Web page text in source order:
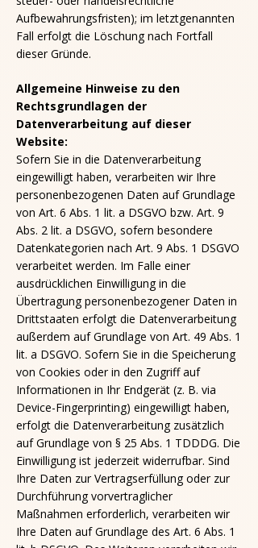
Aufbewahrungsfristen); im letztgenannten
Fall erfolgt die Löschung nach Fortfall
dieser Gründe.
Allgemeine Hinweise zu den
Rechtsgrundlagen der
Datenverarbeitung auf dieser
Website:
Sofern Sie in die Datenverarbeitung
eingewilligt haben, verarbeiten wir Ihre
personenbezogenen Daten auf Grundlage
von Art. 6 Abs. 1 lit. a DSGVO bzw. Art. 9
Abs. 2 lit. a DSGVO, sofern besondere
Datenkategorien nach Art. 9 Abs. 1 DSGVO
verarbeitet werden. Im Falle einer
ausdrücklichen Einwilligung in die
Übertragung personenbezogener Daten in
Drittstaaten erfolgt die Datenverarbeitung
außerdem auf Grundlage von Art. 49 Abs. 1
lit. a DSGVO. Sofern Sie in die Speicherung
von Cookies oder in den Zugriff auf
Informationen in Ihr Endgerät (z. B. via
Device-Fingerprinting) eingewilligt haben,
erfolgt die Datenverarbeitung zusätzlich
auf Grundlage von § 25 Abs. 1 TDDDG. Die
Einwilligung ist jederzeit widerrufbar. Sind
Ihre Daten zur Vertragserfüllung oder zur
Durchführung vorvertraglicher
Maßnahmen erforderlich, verarbeiten wir
Ihre Daten auf Grundlage des Art. 6 Abs. 1